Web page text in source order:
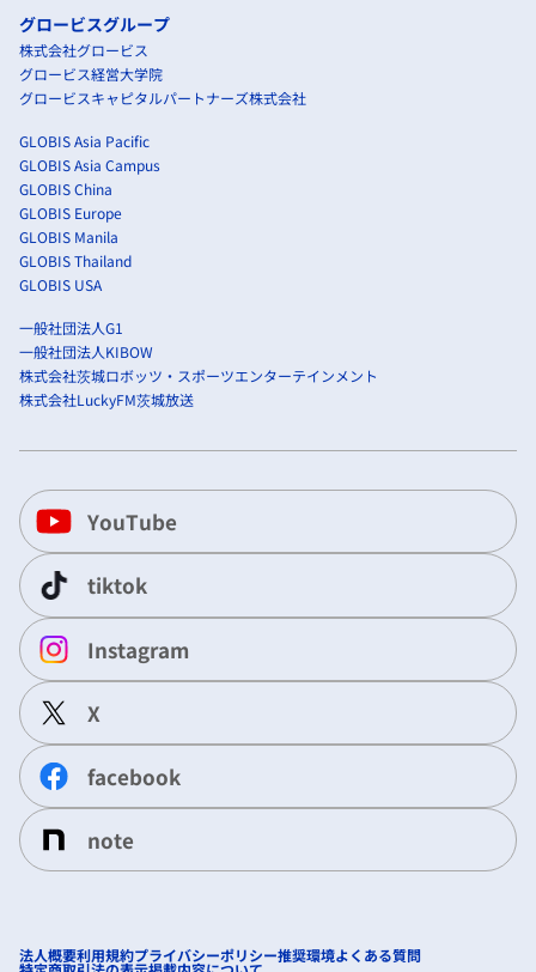
グロービスグループ
株式会社グロービス
グロービス経営大学院
グロービスキャピタルパートナーズ株式会社
GLOBIS Asia Pacific
GLOBIS Asia Campus
GLOBIS China
GLOBIS Europe
GLOBIS Manila
GLOBIS Thailand
GLOBIS USA
一般社団法人G1
一般社団法人KIBOW
株式会社茨城ロボッツ・スポーツエンターテインメント
株式会社LuckyFM茨城放送
YouTube
tiktok
Instagram
X
facebook
note
法人概要利用規約プライバシーポリシー推奨環境よくある質問